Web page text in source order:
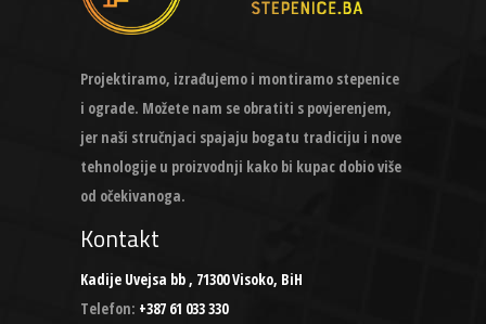
Projektiramo, izrađujemo i montiramo stepenice
i ograde. Možete nam se obratiti s povjerenjem,
jer naši stručnjaci spajaju bogatu tradiciju i nove
tehnologije u proizvodnji kako bi kupac dobio više
od očekivanoga.
Kontakt
Kadije Uvejsa bb , 71300 Visoko, BiH
Telefon: +387 61 033 330